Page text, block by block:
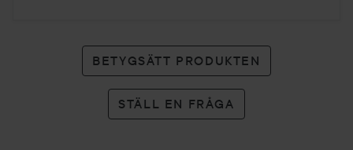
BETYGSÄTT PRODUKTEN
STÄLL EN FRÅGA